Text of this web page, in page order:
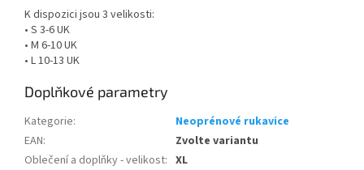
K dispozici jsou 3 velikosti:
• S 3-6 UK
• M 6-10 UK
• L 10-13 UK
Doplňkové parametry
Kategorie:
Neoprénové rukavice
EAN:
Zvolte variantu
Oblečení a doplňky - velikost: XL